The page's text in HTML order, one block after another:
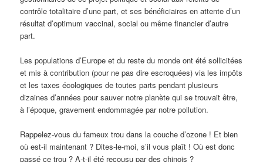
contrôle totalitaire d’une part, et ses bénéficiaires en attente d’un
résultat d’optimum vaccinal, social ou même financier d’autre
part.
Les populations d’Europe et du reste du monde ont été sollicitées
et mis à contribution (pour ne pas dire escroquées) via les impôts
et les taxes écologiques de toutes parts pendant plusieurs
dizaines d’années pour sauver notre planète qui se trouvait être,
à l’époque, gravement endommagée par notre pollution.
Rappelez-vous du fameux trou dans la couche d’ozone ! Et bien
où est-il maintenant ? Dites-le-moi, s’il vous plaît ! Où est donc
passé ce trou ? A-t-il été recousu par des chinois ?